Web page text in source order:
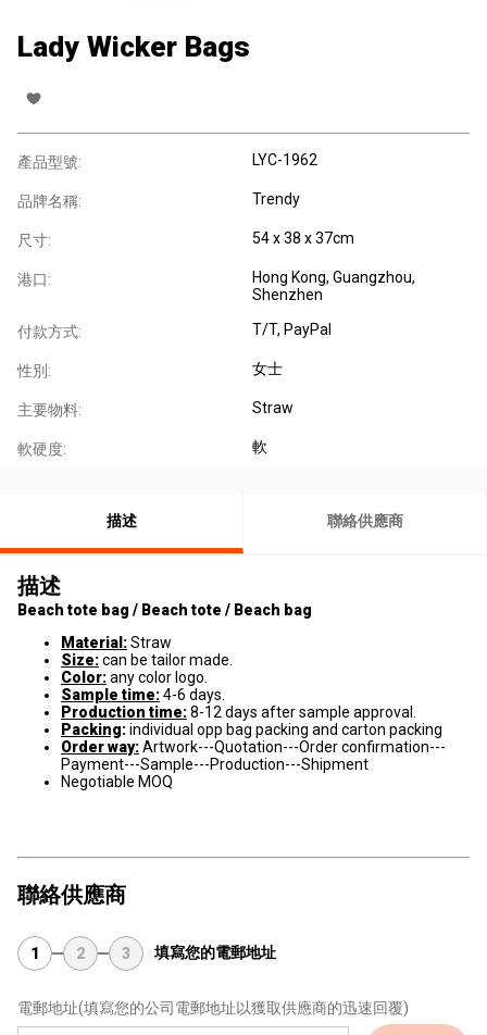
Lady Wicker Bags
產品型號: LYC-1962
品牌名稱: Trendy
尺寸: 54 x 38 x 37cm
港口:
Hong Kong, Guangzhou,
Shenzhen
付款方式: T/T, PayPal
性別: 女士
主要物料: Straw
軟硬度: 軟
描述 聯絡供應商
描述
Beach tote bag / Beach tote / Beach bag
Material:Straw
Size:can be tailor made.
Color:any color logo.
Sample time:4-6 days.
Production time:8-12 days after sample approval.
Packing:individual opp bag packing and carton packing
Order way:Artwork---Quotation---Order confirmation---
Payment---Sample---Production---Shipment
Negotiable MOQ
聯絡供應商
1 2 3 填寫您的電郵地址
電郵地址(填寫您的公司電郵地址以獲取供應商的迅速回覆)